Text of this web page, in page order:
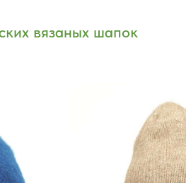
вязаных шапок